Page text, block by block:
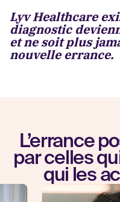
Lyv Healthcare
diagnostic
et ne soit plus
nouvelle errance.
L’errance
par celles
qui les